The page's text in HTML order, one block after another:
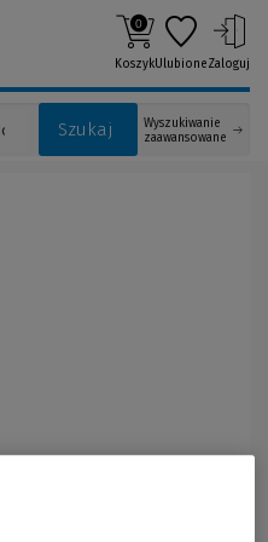
Szukaj
Wyszukiwanie
zaawansowane
0
KoszykUlubioneZaloguj